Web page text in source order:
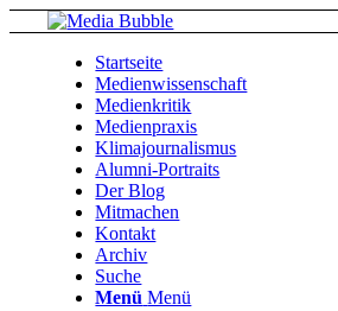
Startseite
Medienwissenschaft
Medienkritik
Medienpraxis
Klimajournalismus
Alumni-Portraits
Der Blog
Mitmachen
Kontakt
Archiv
Suche
Menü Menü